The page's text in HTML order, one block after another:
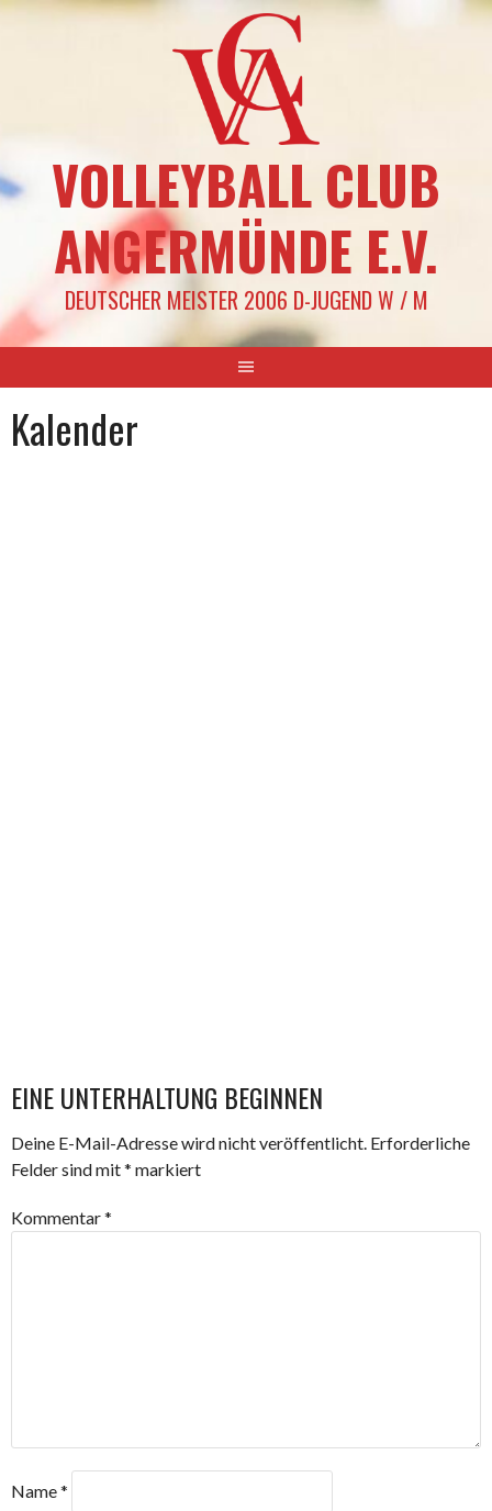
Springe
VOLLEYBALL CLUB
ANGERMÜNDE E.V.
DEUTSCHER MEISTER 2006 D-JUGEND W / M
Kalender
EINE UNTERHALTUNG BEGINNEN
Deine E-Mail-Adresse wird nicht veröffentlicht. Erforderliche
Felder sind mit* markiert
Kommentar*
Name*